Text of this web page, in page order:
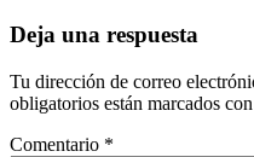
Deja una respuesta
Tu dirección de correo
obligatorios están marcados con
Comentario *